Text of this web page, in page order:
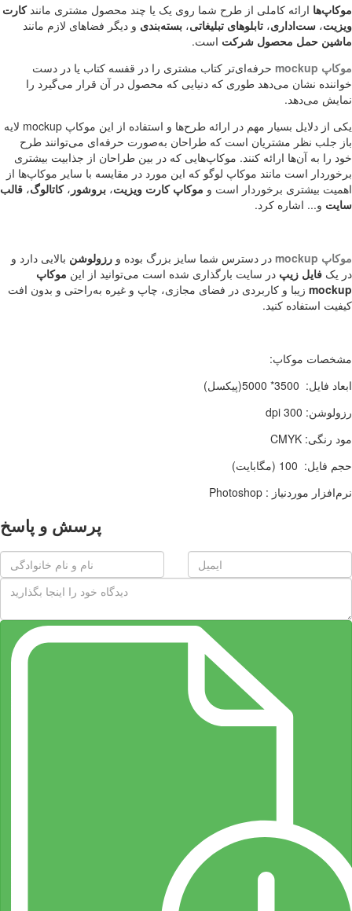
موکاپ‌ها ارائه کاملی از طرح شما روی یک یا چند محصول مشتری مانندکارت
ویزیت، ست‌اداری، تابلوهای تبلیغاتی، بسته‌بندی و دیگر فضاهای لازم مانند
ماشین حمل محصول شرکت است.
موکاپ mockup حرفه‌ای‌تر کتاب مشتری را در قفسه کتاب یا در دست
خواننده نشان می‌دهد طوری که دنیایی که محصول در آن قرار می‌گیرد را
نمایش می‌دهد.
یکی از دلایل بسیار مهم در ارائه طرح‌ها و استفاده از این موکاپ mockup لایه
باز جلب نظر مشتریان است که طراحان به‌صورت حرفه‌ای می‌توانند طرح
خود را به آن‌ها ارائه کنند. موکاپ‌هایی که در بین طراحان از جذابیت بیشتری
برخوردار است مانند موکاپ لوگو که این مورد در مقایسه با سایر موکاپ‌ها از
اهمیت بیشتری برخوردار است و موکاپ کارت ویزیت، بروشور ،کاتالوگ، قالب
سایت و... اشاره کرد.
موکاپ mockup در دسترس شما سايز بزرگ بوده و رزولوشن بالایی دارد و
در یک فایل زیپ در سایت بارگذاری شده است می‌توانید از اين موکاپ
mockup زيبا و کاربردی در فضای مجازی، چاپ و غيره به‌راحتی و بدون افت
کيفيت استفاده کنيد.
مشخصات موکاپ:
ابعاد فايل: 3500
*
5000(پيکسل)
رزولوشن: 300
dpi
مود رنگی: CMYK
حجم فايل: 100 (مگابايت)
نرم‌افزار موردنیاز : Photoshop
پرسش و پاسخ